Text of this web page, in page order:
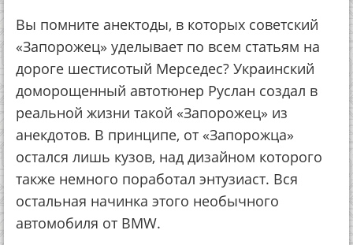
Вы помните анектоды, в которых советский
«Запорожец» уделывает по всем статьям на
дороге шестисотый Мерседес? Украинский
доморощенный автотюнер Руслан создал в
реальной жизни такой «Запорожец» из
анекдотов. В принципе, от «Запорожца»
остался лишь кузов, над дизайном которого
также немного поработал энтузиаст. Вся
остальная начинка этого необычного
автомобиля от BMW.